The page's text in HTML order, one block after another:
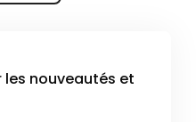
les nouveautés et